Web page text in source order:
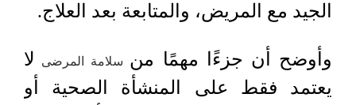
الجيد مع المريض، والمتابعة بعد العلاج.
وأوضح أن جزءًا مهمًا من سلامة المرضى
لا
يعتمد فقط على المنشأة الصحية أو